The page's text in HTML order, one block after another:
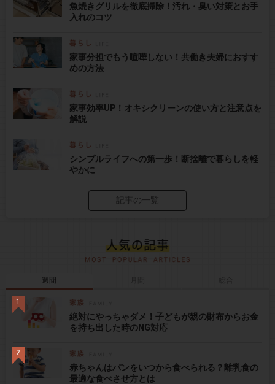
魚焼きグリルを徹底掃除！汚れ・臭い対策とお手
入れのコツ
家事分担でもう喧嘩しない！共働き夫婦におすす
めの方法
家事効率UP！オキシクリーンの使い方と注意点を
解説
シンプルライフへの第一歩！断捨離で暮らしを軽
やかに
記事の一覧
週間
絶対にやっちゃダメ！子どもが親の財布からお金
を持ち出した時のNG対応
赤ちゃんはパンをいつから食べられる？離乳食の
最適な食べさせ方とは